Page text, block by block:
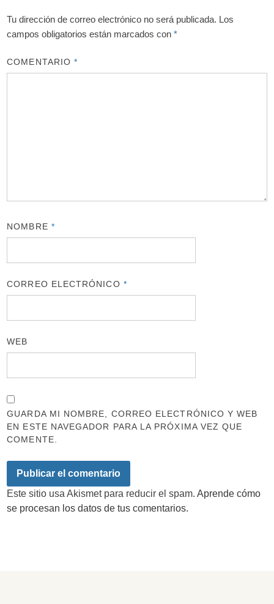
Tu dirección de correo electrónico no será publicada. Los
campos obligatorios están marcados con*
COMENTARIO*
NOMBRE *
CORREO ELECTRÓNICO *
WEB
GUARDA MI NOMBRE, CORREO ELECTRÓNICO Y WEB
EN ESTE NAVEGADOR PARA LA PRÓXIMA VEZ QUE
COMENTE.
Este sitio usa Akismet para reducir el spam.Aprende cómo
se procesan los datos de tus comentarios.